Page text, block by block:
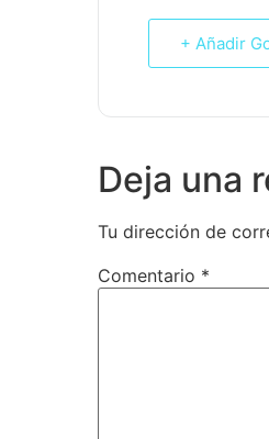
+ Añadir
Deja una
Tu dirección de
Comentario *